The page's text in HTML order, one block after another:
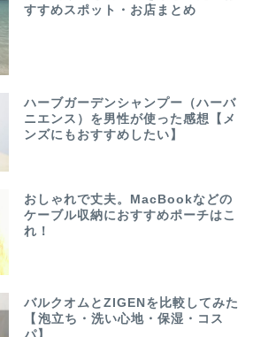
すすめスポット・お店まとめ
ハーブガーデンシャンプー（ハーバ
ニエンス）を男性が使った感想【メ
ンズにもおすすめしたい】
おしゃれで丈夫。MacBookなどの
ケーブル収納におすすめポーチはこ
れ！
バルクオムとZIGENを比較してみた
【泡立ち・洗い心地・保湿・コス